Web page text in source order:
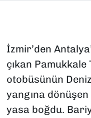
İzmir’den
çıkan Pamukkale
otobüsünün
yangına
yasa boğdu.